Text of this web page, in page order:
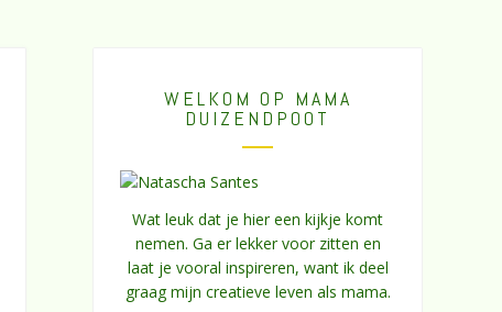
WELKOM OP MAMA
DUIZENDPOOT
Wat leuk dat je hier een kijkje komt
nemen. Ga er lekker voor zitten en
laat je vooral inspireren, want ik deel
graag mijn creatieve leven als mama.